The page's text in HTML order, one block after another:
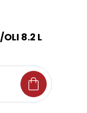
OLI 8.2 L
shopping_bag